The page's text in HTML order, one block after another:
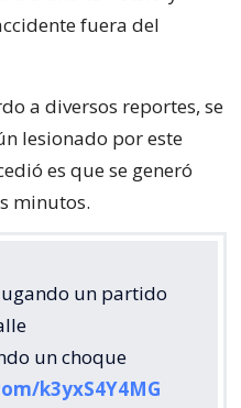
fuera del
a diversos reportes, se
lesionado por este
es que se generó
minutos.
un partido
un choque
k3yxS4Y4MG